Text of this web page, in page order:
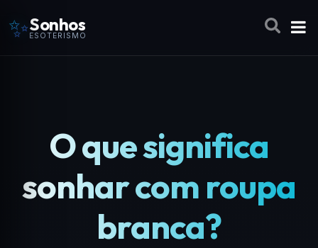
✨Sonhos
ESOTERISMO
O que significa
sonhar com roupa
branca?